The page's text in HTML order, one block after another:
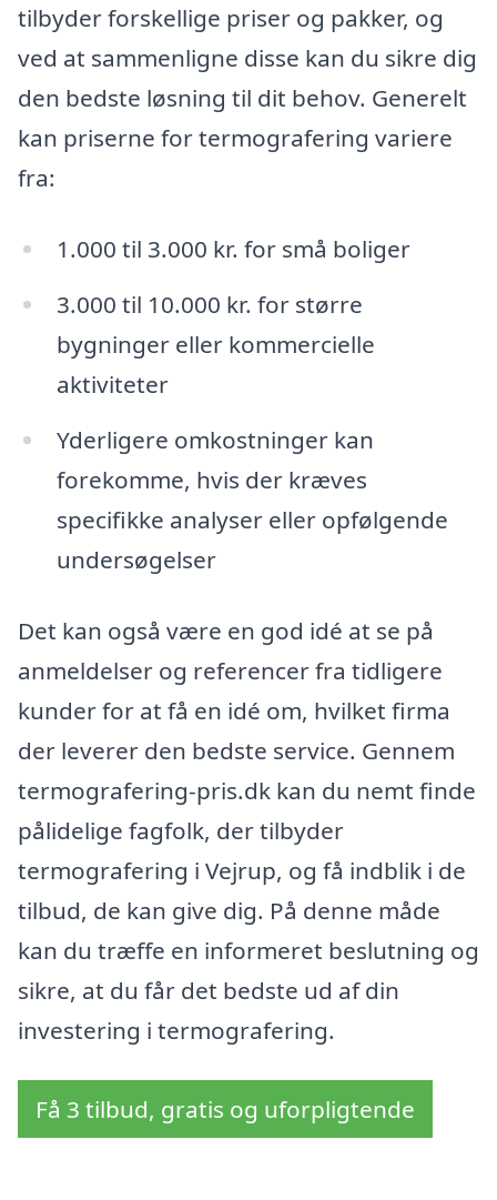
tilbyder forskellige priser og pakker, og
ved at sammenligne disse kan du sikre dig
den bedste løsning til dit behov. Generelt
kan priserne for termografering variere
fra:
1.000 til 3.000 kr. for små boliger
3.000 til 10.000 kr. for større
bygninger eller kommercielle
aktiviteter
Yderligere omkostninger kan
forekomme, hvis der kræves
specifikke analyser eller opfølgende
undersøgelser
Det kan også være en god idé at se på
anmeldelser og referencer fra tidligere
kunder for at få en idé om, hvilket firma
der leverer den bedste service. Gennem
termografering-pris.dk kan du nemt finde
pålidelige fagfolk, der tilbyder
termografering i Vejrup, og få indblik i de
tilbud, de kan give dig. På denne måde
kan du træffe en informeret beslutning og
sikre, at du får det bedste ud af din
investering i termografering.
Få 3 tilbud, gratis og uforpligtende